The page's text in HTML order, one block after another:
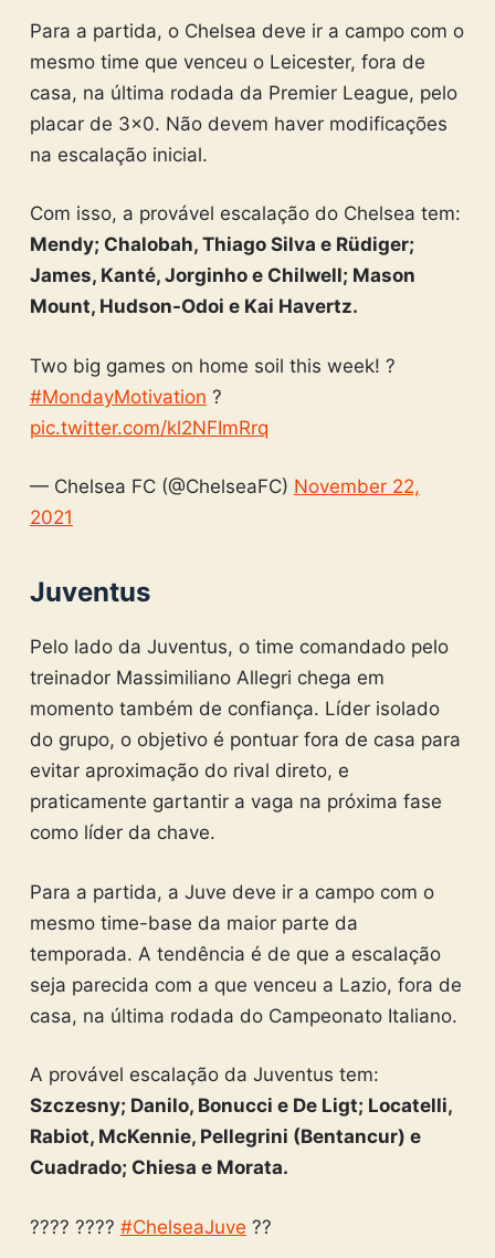
Para a partida, o Chelsea deve ir a campo com o
mesmo time que venceu o Leicester, fora de
casa, na última rodada da Premier League, pelo
placar de 3×0. Não devem haver modificações
na escalação inicial.
Com isso, a provável escalação do Chelsea tem:
Mendy; Chalobah, Thiago Silva e Rüdiger;
James, Kanté, Jorginho e Chilwell; Mason
Mount, Hudson-Odoi e Kai Havertz.
Two big games on home soil this week! ?
#MondayMotivation ?
pic.twitter.com/kl2NFImRrq
— Chelsea FC (@ChelseaFC) November 22,
2021
Juventus
Pelo lado da Juventus, o time comandado pelo
treinador Massimiliano Allegri chega em
momento também de confiança. Líder isolado
do grupo, o objetivo é pontuar fora de casa para
evitar aproximação do rival direto, e
praticamente gartantir a vaga na próxima fase
como líder da chave.
Para a partida, a Juve deve ir a campo com o
mesmo time-base da maior parte da
temporada. A tendência é de que a escalação
seja parecida com a que venceu a Lazio, fora de
casa, na última rodada do Campeonato Italiano.
A provável escalação da Juventus tem:
Szczesny; Danilo, Bonucci e De Ligt; Locatelli,
Rabiot, McKennie, Pellegrini (Bentancur) e
Cuadrado; Chiesa e Morata.
???? ???? #ChelseaJuve ??